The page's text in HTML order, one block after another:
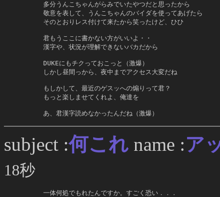
     多分うんこちゃんがらみでいたやつだと思ったから
     敬意を表して、うんこちゃんのバイダを使ってあげたら
     そのとおりレス付けて来たから笑ったけど、ひひ
     君もうここに書かない方がいいよ・・
     漢字や、状況が理解できないバカだから
     DUKEにもチクっておこっと（激爆）
     しかし昼間っから、夜中までアクセス大変だね
     もしかして、最近のゲスッへの煽りって君？
     もっと楽しませてくれよ、俺達を
     あ、君漢字読めなかったんだね（激爆）
subject :何これ name :ア
18秒
     一体何処でもれたんですか。すごく恐い．．．